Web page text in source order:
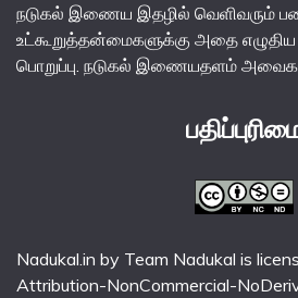
நடுகல் இணைய இதழில் வெளிவரும்
உட்கூறுத்தன்மைகளுக்கு அதை எழுதிய
பொறுப்பு. நடுகல் இணையதளம்
Nadukal.in by Team Nadukal is
Attribution-NonCommercial-